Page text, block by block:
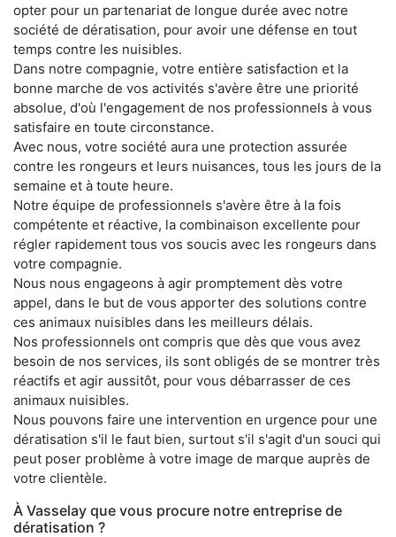
opter pour un partenariat de longue durée avec notre
société de dératisation, pour avoir une défense en tout
temps contre les nuisibles.
Dans notre compagnie, votre entière satisfaction et la
bonne marche de vos activités s'avère être une priorité
absolue, d'où l'engagement de nos professionnels à vous
satisfaire en toute circonstance.
Avec nous, votre société aura une protection assurée
contre les rongeurs et leurs nuisances, tous les jours de la
semaine et à toute heure.
Notre équipe de professionnels s'avère être à la fois
compétente et réactive, la combinaison excellente pour
régler rapidement tous vos soucis avec les rongeurs dans
votre compagnie.
Nous nous engageons à agir promptement dès votre
appel, dans le but de vous apporter des solutions contre
ces animaux nuisibles dans les meilleurs délais.
Nos professionnels ont compris que dès que vous avez
besoin de nos services, ils sont obligés de se montrer très
réactifs et agir aussitôt, pour vous débarrasser de ces
animaux nuisibles.
Nous pouvons faire une intervention en urgence pour une
dératisation s'il le faut bien, surtout s'il s'agit d'un souci qui
peut poser problème à votre image de marque auprès de
votre clientèle.
À Vasselay que vous procure notre entreprise de
dératisation ?